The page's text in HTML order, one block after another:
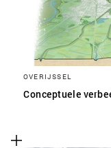
OVERIJSSEL
Conceptuele